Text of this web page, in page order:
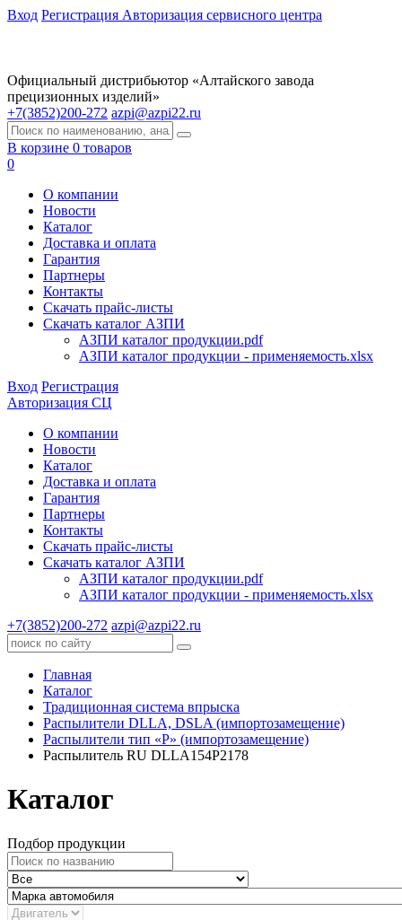
Вход Регистрация Авторизация сервисного центра
Официальный дистрибьютор «Алтайского завода
прецизионных изделий»
+7(3852)200-272 azpi@azpi22.ru
В корзине 0 товаров
0
О компании
Новости
Каталог
Доставка и оплата
Гарантия
Партнеры
Контакты
Скачать прайс-листы
Скачать каталог АЗПИ
АЗПИ каталог продукции.pdf
АЗПИ каталог продукции - применяемость.xlsx
Вход Регистрация
Авторизация СЦ
О компании
Новости
Каталог
Доставка и оплата
Гарантия
Партнеры
Контакты
Скачать прайс-листы
Скачать каталог АЗПИ
АЗПИ каталог продукции.pdf
АЗПИ каталог продукции - применяемость.xlsx
+7(3852)200-272 azpi@azpi22.ru
Главная
Каталог
Традиционная система впрыска
Распылители DLLA, DSLA (импортозамещение)
Распылители тип «Р» (импортозамещение)
Распылитель RU DLLA154P2178
Каталог
Подбор продукции